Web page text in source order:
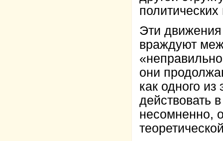
Эти
враждуют
они
как одного
действовать
несомненно,